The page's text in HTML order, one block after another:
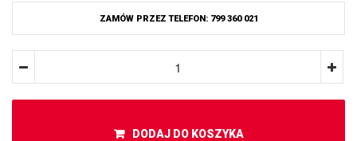
ZAMÓW PRZEZ TELEFON: 799 360 021
DODAJ DO KOSZYKA